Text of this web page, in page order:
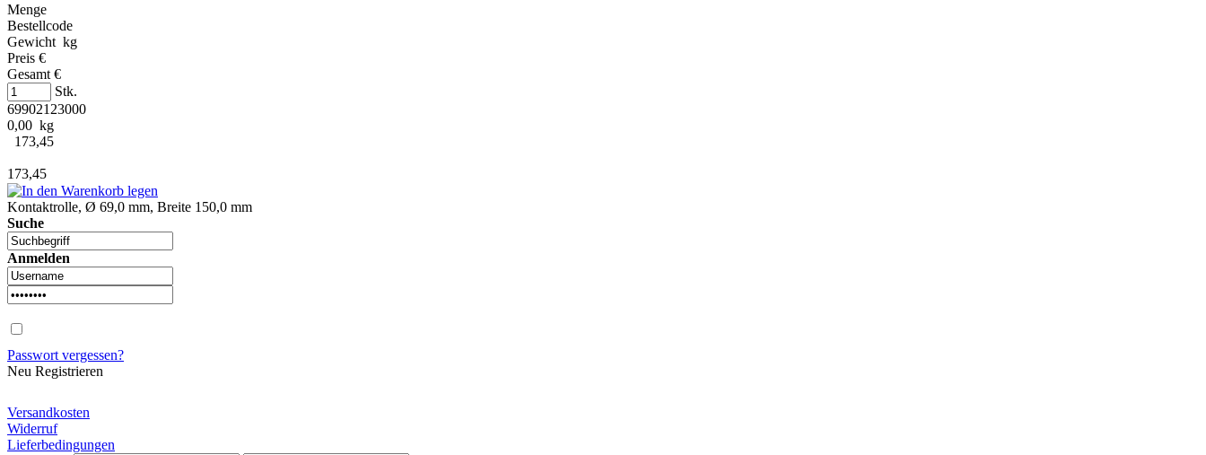
Menge
Bestellcode
Gewicht kg
Preis €
Gesamt €
Stk.
69902123000
0,00 kg
173,45
173,45
Kontaktrolle, Ø 69,0 mm, Breite 150,0 mm
Suche
Anmelden
Passwort vergessen?
Neu Registrieren
Versandkosten
Widerruf
Lieferbedingungen